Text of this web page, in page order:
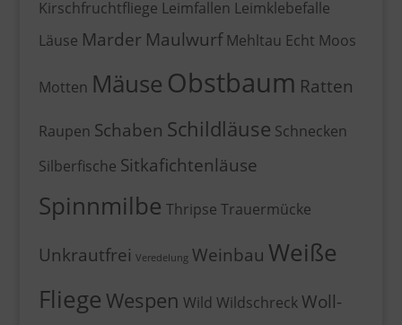
Kirschfruchtfliege Leimfallen Leimklebefalle
Läuse Marder Maulwurf Mehltau Echt Moos
Motten Mäuse Obstbaum Ratten
Raupen Schaben Schildläuse Schnecken
Silberfische Sitkafichtenläuse
Spinnmilbe Thripse Trauermücke
Unkrautfrei Veredelung Weinbau Weiße
Fliege Wespen Wild Wildschreck Woll-